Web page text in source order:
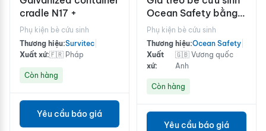
cradle N17 +
Phụ kiện bè cứu sinh
Thương hiệu:Survitec
Xuất xứ:🇫🇷 Pháp
Còn hàng
Yêu cầu báo giá
Ocean Safety bằng
thép không gỉ
Phụ kiện bè cứu sinh
Thương hiệu:Ocean Safety
Xuất
xứ:
🇬🇧 Vương quốc
Anh
Còn hàng
Yêu cầu báo giá